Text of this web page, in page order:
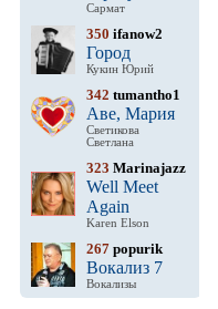
Сармат
350 ifanow2
Город
Кукин Юрий
342 tumantho1
Аве, Мария
Светикова
Светлана
323 Marinajazz
Well Meet
Again
Karen Elson
267 popurik
Вокализ 7
Вокализы